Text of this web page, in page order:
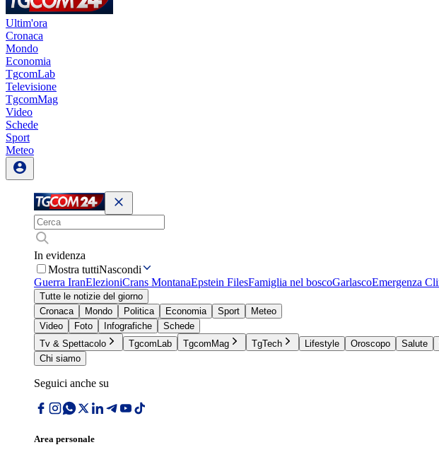
Ultim'ora
Cronaca
Mondo
Economia
TgcomLab
Televisione
TgcomMag
Video
Schede
Sport
Meteo
In evidenza
Mostra tuttiNascondi
Guerra IranElezioniCrans MontanaEpstein FilesFamiglia nel boscoGarlascoEmergenza
Tutte le notizie del giorno
Cronaca
Mondo Politica Economia Sport
Meteo
Video
Foto Infografiche
Schede
Tv & Spettacolo
TgcomLab TgcomMag TgTech Lifestyle Oroscopo Salute
Chi siamo
Seguici anche su
Area personale